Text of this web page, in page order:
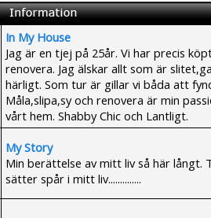
In My House
Jag är en tjej på 25år. Vi har precis
renovera. Jag älskar allt som är
härligt. Som tur är gillar vi båda att
Måla,slipa,sy och renovera är min
vårt hem. Shabby Chic och Lantligt.
My Story
Min berättelse av mitt liv så här långt.
sätter spår i mitt liv..............